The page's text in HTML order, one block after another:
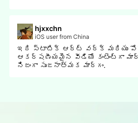
hjxxchn
iOS user from China
ఇది స్టాటిక్ ఆర్ట్ వర్క్ మరియు
ఆకర్షణీయమైన వీడియో కంటెంట్గా
నిజంగా సృజనాత్మక మార్గం.